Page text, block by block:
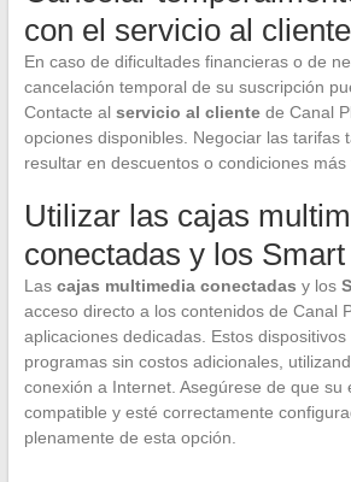
con el servicio al cliente
En caso de dificultades financieras o de
cancelación temporal de su suscripción
Contacte al servicio al clientede Canal
opciones disponibles. Negociar las tarifas
resultar en descuentos o condiciones más
Utilizar las cajas
conectadas y los
Las cajas multimedia conectadas y los
acceso directo a los contenidos de Canal
aplicaciones dedicadas. Estos
programas sin costos adicionales,
conexión a Internet. Asegúrese de que su
compatible y esté correctamente
plenamente de esta opción.